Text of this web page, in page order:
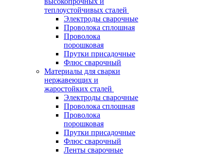
теплоустойчивых сталей
Электроды сварочные
Проволока сплошная
Проволока
порошковая
Прутки присадочные
Флюс сварочный
Материалы для сварки
нержавеющих и
жаростойких сталей
Электроды сварочные
Проволока сплошная
Проволока
порошковая
Прутки присадочные
Флюс сварочный
Ленты сварочные